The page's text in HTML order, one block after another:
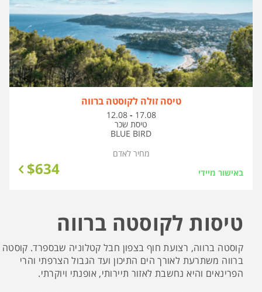
טיסה זולה לקוסטה ברווה
בין
התאריכים,
12.08 - 17.08
טיסת שכר
BLUE BIRD
באישור מיידי $634
מחיר לאדם
טיסות לקוסטה ברווה
קוסטה ברווה, רצועת חוף בצפון חבל קטלוניה שבספרד. קוסטה
ברווה משתרעת לאורך הים התיכון ועד הגבול הצרפתי והרי
הפרינאים והיא נחשבת לאזור תיירותי, אופנתי ויוקרתי.